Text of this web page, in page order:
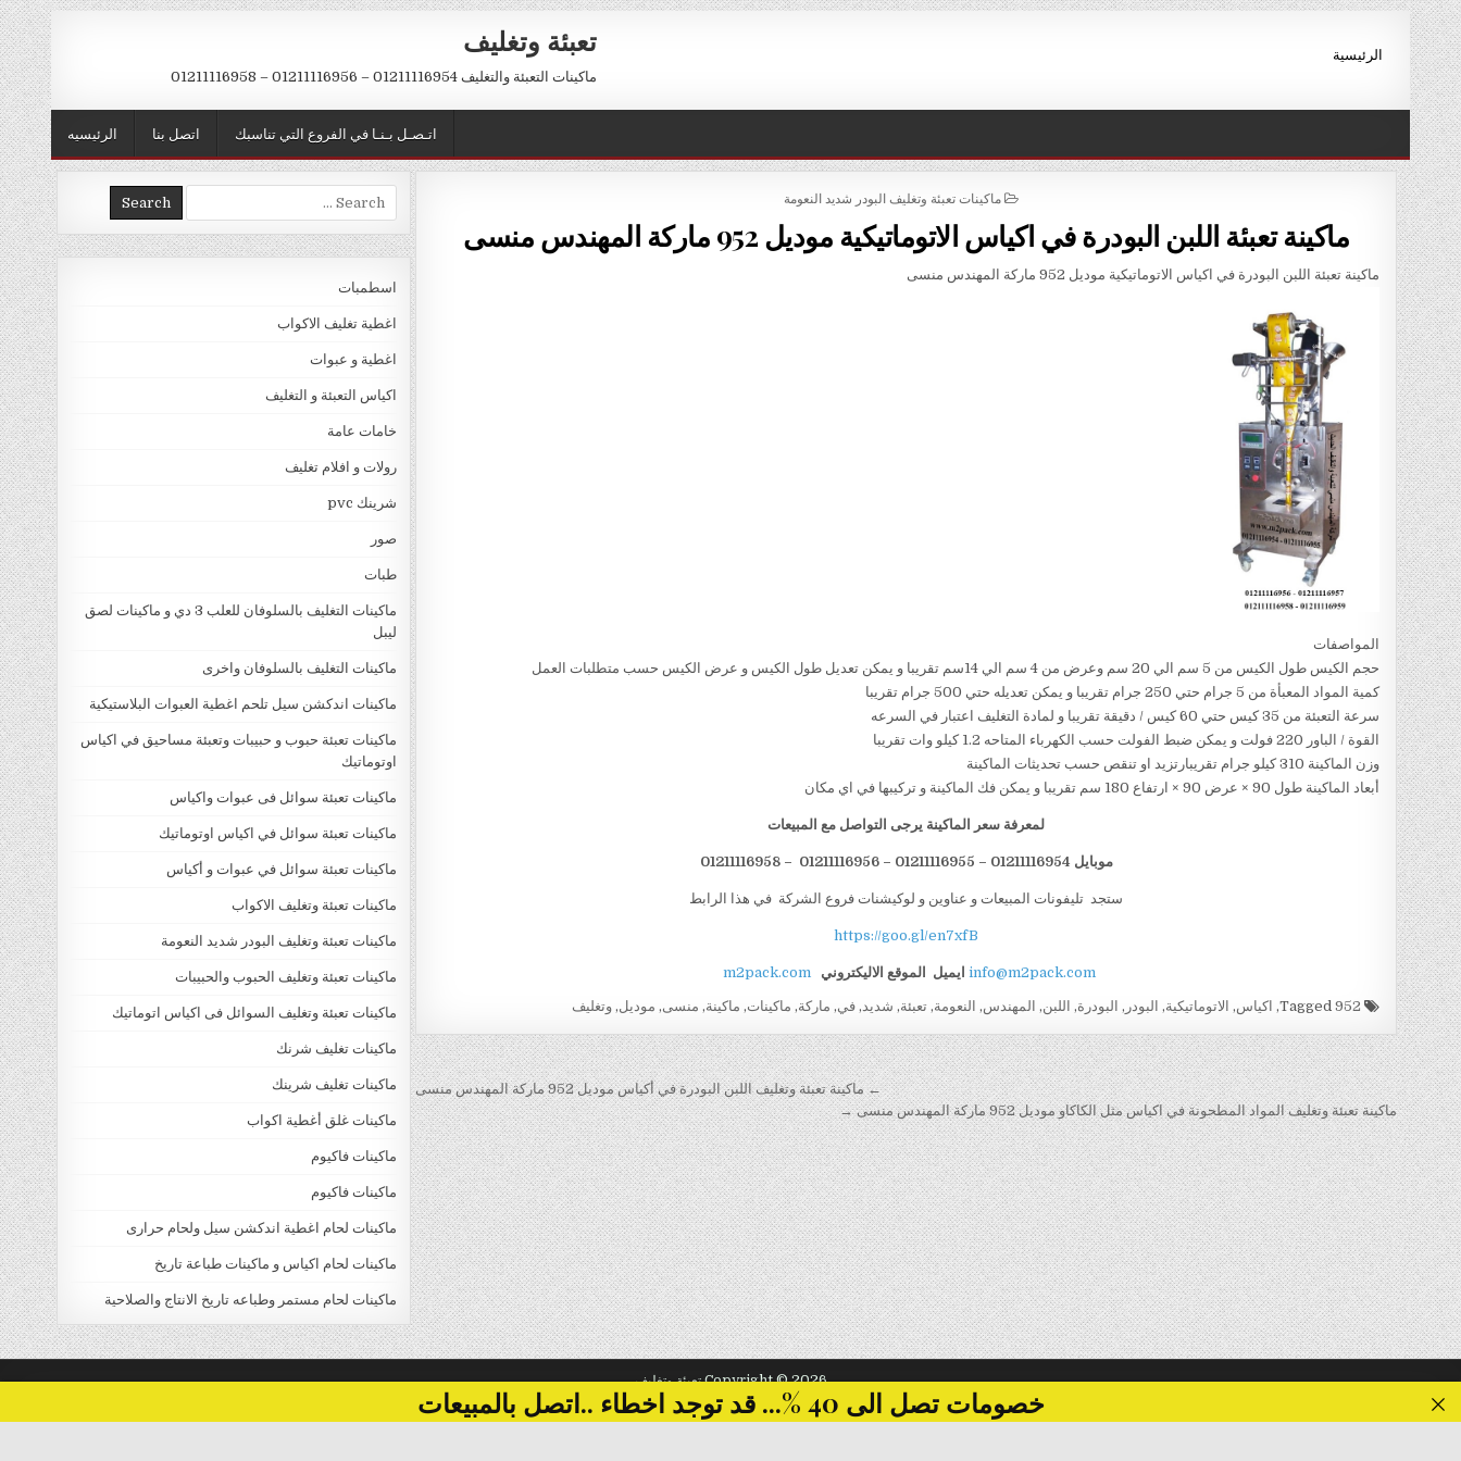
Skip
to
content
تعبئة وتغليف
ماكينات التعبئة والتغليف 01211116954 – 01211116956 – 01211116958
الرئيسية
الرئيسيه اتصل بنا اتـصـل بـنـا في الفروع التي تناسبك
POSTED
ماكينات تعبئة وتغليف البودر شديد النعومة
ماكينة تعبئة اللبن البودرة في اكياس الاتوماتيكية موديل 952 ماركة المهندس منسى
ماكينة تعبئة اللبن البودرة في اكياس الاتوماتيكية موديل 952 ماركة المهندس منسى
المواصفات
حجم الكيس طول الكيس من 5 سم الي 20 سم وعرض من 4 سم الي 14سم تقريبا و يمكن تعديل طول الكيس و عرض الكيس حسب متطلبات العمل
كمية المواد المعبأة من 5 جرام حتي 250 جرام تقريبا و يمكن تعديله حتي 500 جرام تقريبا
سرعة التعبئة من 35 كيس حتي 60 كيس / دقيقة تقريبا و لمادة التغليف اعتبار في السرعه
القوة / الباور 220 فولت و يمكن ضبط الفولت حسب الكهرباء المتاحه 1.2 كيلو وات تقريبا
وزن الماكينة 310 كيلو جرام تقريبارتزيد او تنقص حسب تحديثات الماكينة
أبعاد الماكينة طول 90 × عرض 90 × ارتفاع 180 سم تقريبا و يمكن فك الماكينة و تركيبها في اي مكان
لمعرفة سعر الماكينة يرجى التواصل مع المبيعات
موبايل 01211116954 – 01211116955 – 01211116956 – 01211116958
ستجد تليفونات المبيعات و عناوين و لوكيشنات فروع الشركة في هذا الرابط
https://goo.gl/en7xfB
info@m2pack.comايميل الموقع الاليكتروني m2pack.com
952
, اكياس, الاتوماتيكية, البودر , البودرة, اللبن, المهندس, النعومة,تعبئة, شديد,في, ماركة, ماكينات, ماكينة, منسى, موديل,وتغليف
تصفّح
المقالات
← ماكينة تعبئة وتغليف اللبن البودرة في أكياس موديل 952 ماركة المهندس منسى
ماكينة تعبئة وتغليف المواد المطحونة في اكياس مثل الكاكاو موديل 952 ماركة المهندس منسى →
Search
for:
اسطمبات
اغطية تغليف الاكواب
اغطية و عبوات
اكياس التعبئة و التغليف
خامات عامة
رولات و افلام تغليف
شرينك pvc
صور
طبات
ماكينات التغليف بالسلوفان للعلب 3 دي و ماكينات لصق
ليبل
ماكينات التغليف بالسلوفان واخرى
ماكينات اندكشن سيل تلحم اغطية العبوات البلاستيكية
ماكينات تعبئة حبوب و حبيبات وتعبئة مساحيق في اكياس
اوتوماتيك
ماكينات تعبئة سوائل فى عبوات واكياس
ماكينات تعبئة سوائل في اكياس اوتوماتيك
ماكينات تعبئة سوائل في عبوات و أكياس
ماكينات تعبئة وتغليف الاكواب
ماكينات تعبئة وتغليف البودر شديد النعومة
ماكينات تعبئة وتغليف الحبوب والحبيبات
ماكينات تعبئة وتغليف السوائل فى اكياس اتوماتيك
ماكينات تغليف شرنك
ماكينات تغليف شرينك
ماكينات غلق أغطية اكواب
ماكينات فاكيوم
ماكينات فاكيوم
ماكينات لحام اغطية اندكشن سيل ولحام حرارى
ماكينات لحام اكياس و ماكينات طباعة تاريخ
ماكينات لحام مستمر وطباعه تاريخ الانتاج والصلاحية
Copyright © 2026 تعبئة وتغليف
Design by ThemesDNA.com
خصومات تصل الى 40 %... قد توجد اخطاء ..اتصل بالمبيعات